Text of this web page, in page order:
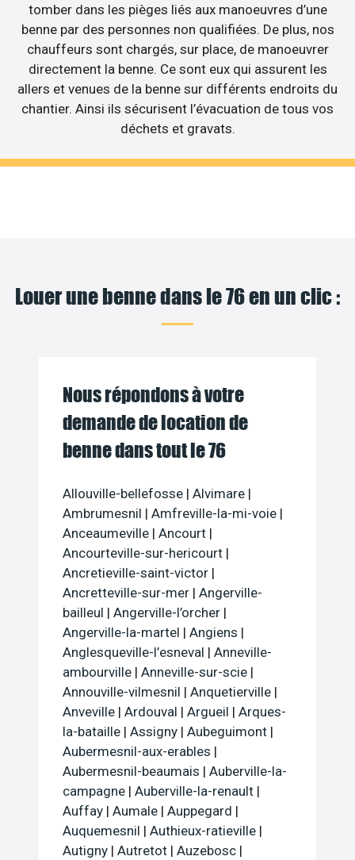
tomber dans les pièges liés aux manoeuvres d’une
benne par des personnes non qualifiées. De plus, nos
chauffeurs sont chargés, sur place, de manoeuvrer
directement la benne. Ce sont eux qui assurent les
allers et venues de la benne sur différents endroits du
chantier. Ainsi ils sécurisent l’évacuation de tous vos
déchets et gravats.
Louer une benne dans le 76 en un clic :
Nous répondons à votre
demande de location de
benne dans tout le 76
Allouville-bellefosse | Alvimare |
Ambrumesnil | Amfreville-la-mi-voie |
Anceaumeville | Ancourt |
Ancourteville-sur-hericourt |
Ancretieville-saint-victor |
Ancretteville-sur-mer | Angerville-
bailleul | Angerville-l’orcher |
Angerville-la-martel | Angiens |
Anglesqueville-l’esneval | Anneville-
ambourville | Anneville-sur-scie |
Annouville-vilmesnil | Anquetierville |
Anveville | Ardouval | Argueil | Arques-
la-bataille | Assigny | Aubeguimont |
Aubermesnil-aux-erables |
Aubermesnil-beaumais | Auberville-la-
campagne | Auberville-la-renault |
Auffay | Aumale | Auppegard |
Auquemesnil | Authieux-ratieville |
Autigny | Autretot | Auzebosc |